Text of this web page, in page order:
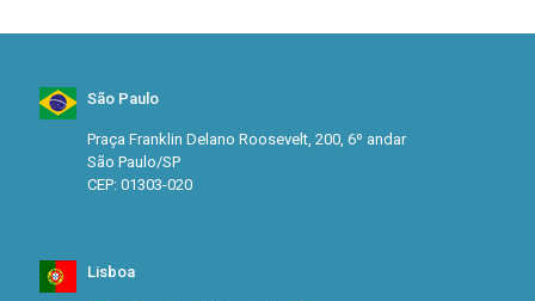
São Paulo
Praça Franklin Delano Roosevelt, 200, 6º andar
São Paulo/SP
CEP: 01303-020
Lisboa